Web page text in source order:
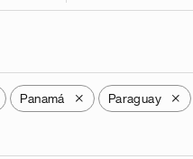
Panamá X Paraguay X